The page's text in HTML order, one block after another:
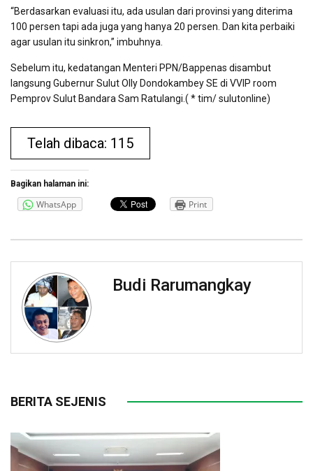
“Berdasarkan evaluasi itu, ada usulan dari provinsi yang diterima
100 persen tapi ada juga yang hanya 20 persen. Dan kita perbaiki
agar usulan itu sinkron,” imbuhnya.
Sebelum itu, kedatangan Menteri PPN/Bappenas disambut
langsung Gubernur Sulut Olly Dondokambey SE di VVIP room
Pemprov Sulut Bandara Sam Ratulangi.( * tim/ sulutonline)
Telah dibaca: 115
Bagikan halaman ini:
WhatsApp Print
Budi Rarumangkay
BERITA SEJENIS